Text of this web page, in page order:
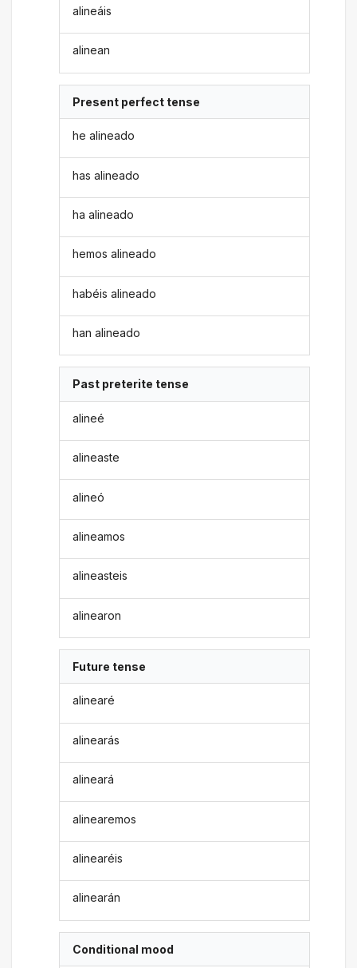
alineáis
alinean
Present perfect tense
he alineado
has alineado
ha alineado
hemos alineado
habéis alineado
han alineado
Past preterite tense
alineé
alineaste
alineó
alineamos
alineasteis
alinearon
Future tense
alinearé
alinearás
alineará
alinearemos
alinearéis
alinearán
Conditional mood